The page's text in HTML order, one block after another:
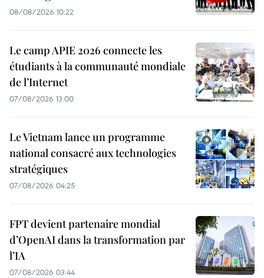
08/08/2026 10:22
Le camp APIE 2026 connecte les
étudiants à la communauté mondiale
de l’Internet
07/08/2026 13:00
Le Vietnam lance un programme
national consacré aux technologies
stratégiques
07/08/2026 04:25
FPT devient partenaire mondial
d’OpenAI dans la transformation par
l’IA
07/08/2026 03:44